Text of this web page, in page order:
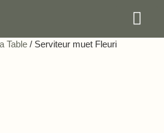
Table / Serviteur muet Fleuri